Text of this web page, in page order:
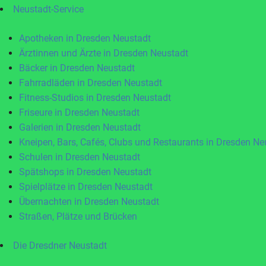
Neustadt-Service
Apotheken in Dresden Neustadt
Ärztinnen und Ärzte in Dresden Neustadt
Bäcker in Dresden Neustadt
Fahrradläden in Dresden Neustadt
Fitness-Studios in Dresden Neustadt
Friseure in Dresden Neustadt
Galerien in Dresden Neustadt
Kneipen, Bars, Cafés, Clubs und Restaurants in Dresden
Schulen in Dresden Neustadt
Spätshops in Dresden Neustadt
Spielplätze in Dresden Neustadt
Übernachten in Dresden Neustadt
Straßen, Plätze und Brücken
Die Dresdner Neustadt